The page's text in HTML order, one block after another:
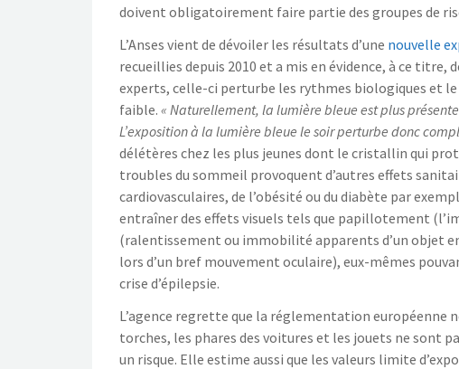
doivent obligatoirement faire partie des groupes de
L’Anses vient de dévoiler les résultats d’une nouvelle
recueillies depuis 2010 et a mis en évidence, à ce titre,
experts, celle-ci perturbe les rythmes biologiques et
faible. « Naturellement, la lumière bleue est plus
L’exposition à la lumière bleue le soir perturbe donc
délétères chez les plus jeunes dont le cristallin qui
troubles du sommeil provoquent d’autres effets
cardiovasculaires, de l’obésité ou du diabète par
entraîner des effets visuels tels que papillotement
(ralentissement ou immobilité apparents d’un objet
lors d’un bref mouvement oculaire), eux-mêmes
crise d’épilepsie.
L’agence regrette que la réglementation européenne
torches, les phares des voitures et les jouets ne sont
un risque. Elle estime aussi que les valeurs limite